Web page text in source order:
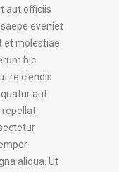
aut officiis
eveniet
et molestiae
hic
reiciendis
aut
aliqua. Ut